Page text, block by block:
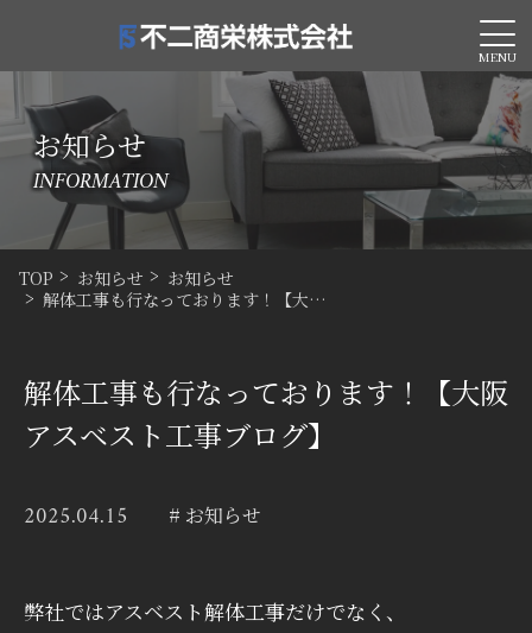
お知らせ
INFORMATION
TOP お知らせ
お知らせ
解体工事も行なっております！【大…
解体工事も行なっております！【大阪
アスベスト工事ブログ】
2025.04.15 # お知らせ
弊社ではアスベスト解体工事だけでなく、
MENU